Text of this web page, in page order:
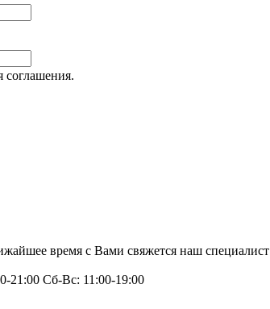
время с Вами свяжется наш специалист
21:00 Сб-Вс: 11:00-19:00